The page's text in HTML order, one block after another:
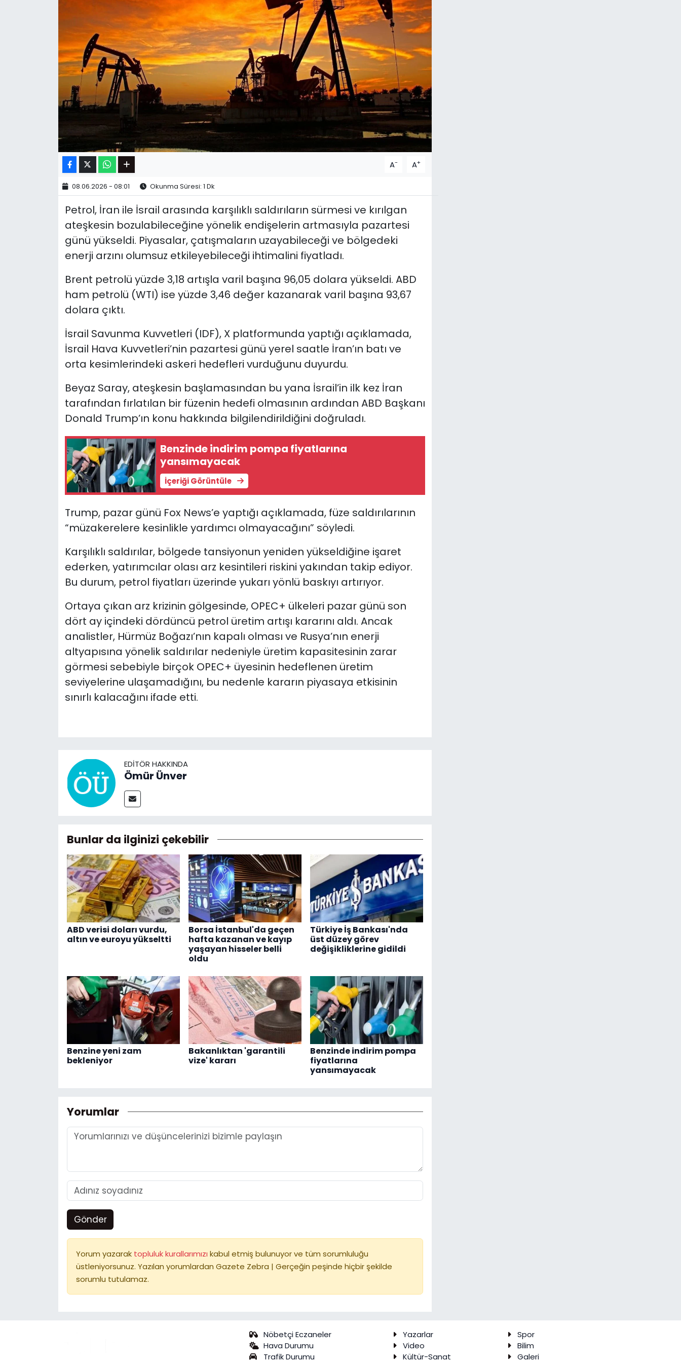
A- A+
08.06.2026 - 08:01 Okunma Süresi: 1 Dk
Petrol, İran ile İsrail arasında karşılıklı saldırıların sürmesi ve kırılgan
ateşkesin bozulabileceğine yönelik endişelerin artmasıyla pazartesi
günü yükseldi. Piyasalar, çatışmaların uzayabileceği ve bölgedeki
enerji arzını olumsuz etkileyebileceği ihtimalini fiyatladı.
Brent petrolü yüzde 3,18 artışla varil başına 96,05 dolara yükseldi. ABD
ham petrolü (WTI) ise yüzde 3,46 değer kazanarak varil başına 93,67
dolara çıktı.
İsrail Savunma Kuvvetleri (IDF), X platformunda yaptığı açıklamada,
İsrail Hava Kuvvetleri’nin pazartesi günü yerel saatle İran’ın batı ve
orta kesimlerindeki askeri hedefleri vurduğunu duyurdu.
Beyaz Saray, ateşkesin başlamasından bu yana İsrail’in ilk kez İran
tarafından fırlatılan bir füzenin hedefi olmasının ardından ABD Başkanı
Donald Trump’ın konu hakkında bilgilendirildiğini doğruladı.
Benzinde indirim pompa fiyatlarına
yansımayacak
İçeriği Görüntüle
Trump, pazar günü Fox News’e yaptığı açıklamada, füze saldırılarının
“müzakerelere kesinlikle yardımcı olmayacağını” söyledi.
Karşılıklı saldırılar, bölgede tansiyonun yeniden yükseldiğine işaret
ederken, yatırımcılar olası arz kesintileri riskini yakından takip ediyor.
Bu durum, petrol fiyatları üzerinde yukarı yönlü baskıyı artırıyor.
Ortaya çıkan arz krizinin gölgesinde, OPEC+ ülkeleri pazar günü son
dört ay içindeki dördüncü petrol üretim artışı kararını aldı. Ancak
analistler, Hürmüz Boğazı’nın kapalı olması ve Rusya’nın enerji
altyapısına yönelik saldırılar nedeniyle üretim kapasitesinin zarar
görmesi sebebiyle birçok OPEC+ üyesinin hedeflenen üretim
seviyelerine ulaşamadığını, bu nedenle kararın piyasaya etkisinin
sınırlı kalacağını ifade etti.
EDITÖR HAKKINDA
Ömür Ünver
Bunlar da ilginizi çekebilir
ABD verisi doları vurdu,
altın ve euroyu yükseltti
Borsa İstanbul'da geçen
hafta kazanan ve kayıp
yaşayan hisseler belli
oldu
Türkiye İş Bankası'nda
üst düzey görev
değişikliklerine gidildi
Benzine yeni zam
bekleniyor
Bakanlıktan 'garantili
vize' kararı
Benzinde indirim pompa
fiyatlarına
yansımayacak
Yorumlar
Gönder
Yorum yazarak topluluk kurallarımızı kabul etmiş bulunuyor ve tüm sorumluluğu
üstleniyorsunuz. Yazılan yorumlardan Gazete Zebra | Gerçeğin peşinde hiçbir şekilde
sorumlu tutulamaz.
Nöbetçi Eczaneler
Hava Durumu
Trafik Durumu
Yazarlar
Spor
Video
Bilim
Kültür-Sanat
Galeri